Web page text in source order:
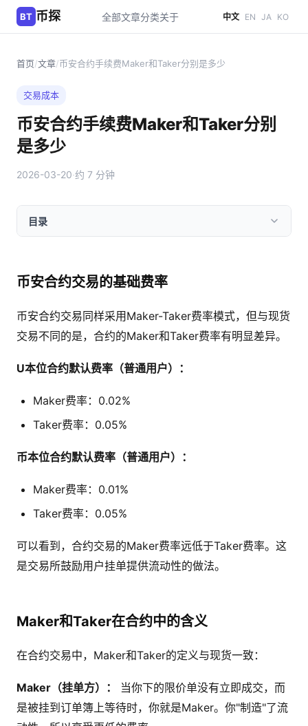
BT 币探 全部文章分类关于 中文 EN JA KO
首页/文章/币安合约手续费Maker和Taker分别是多少
交易成本
币安合约手续费Maker和Taker分别
是多少
2026-03-20·约 7 分钟
目录
币安合约交易的基础费率
币安合约交易同样采用Maker-Taker费率模式，但与现货
交易不同的是，合约的Maker和Taker费率有明显差异。
U本位合约默认费率（普通用户）：
Maker费率：0.02%
Taker费率：0.05%
币本位合约默认费率（普通用户）：
Maker费率：0.01%
Taker费率：0.05%
可以看到，合约交易的Maker费率远低于Taker费率。这
是交易所鼓励用户挂单提供流动性的做法。
Maker和Taker在合约中的含义
在合约交易中，Maker和Taker的定义与现货一致：
Maker（挂单方）：
当你下的限价单没有立即成交，而
是被挂到订单簿上等待时，你就是Maker。你"制造"了流